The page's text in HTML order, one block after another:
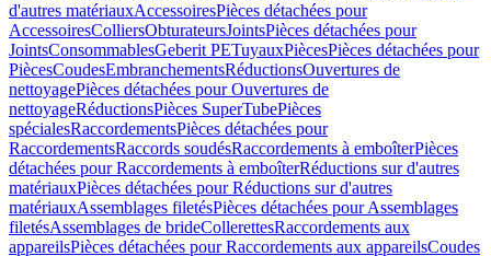
d'autres matériauxAccessoiresPièces détachées pour
AccessoiresColliersObturateursJointsPièces détachées pour
JointsConsommablesGeberit PETuyauxPiècesPièces détachées pour
PiècesCoudesEmbranchementsRéductionsOuvertures de
nettoyagePièces détachées pour Ouvertures de
nettoyageRéductionsPièces SuperTubePièces
spécialesRaccordementsPièces détachées pour
RaccordementsRaccords soudésRaccordements à emboîterPièces
détachées pour Raccordements à emboîterRéductions sur d'autres
matériauxPièces détachées pour Réductions sur d'autres
matériauxAssemblages filetésPièces détachées pour Assemblages
filetésAssemblages de brideCollerettesRaccordements aux
appareilsPièces détachées pour Raccordements aux appareilsCoudes